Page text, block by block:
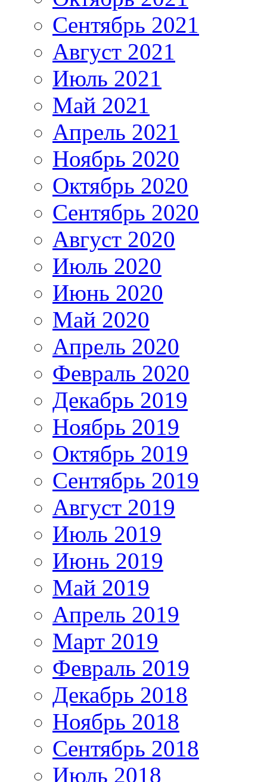
Сентябрь 2021
Август 2021
Июль 2021
Май 2021
Апрель 2021
Ноябрь 2020
Октябрь 2020
Сентябрь 2020
Август 2020
Июль 2020
Июнь 2020
Май 2020
Апрель 2020
Февраль 2020
Декабрь 2019
Ноябрь 2019
Октябрь 2019
Сентябрь 2019
Август 2019
Июль 2019
Июнь 2019
Май 2019
Апрель 2019
Март 2019
Февраль 2019
Декабрь 2018
Ноябрь 2018
Сентябрь 2018
Июль 2018